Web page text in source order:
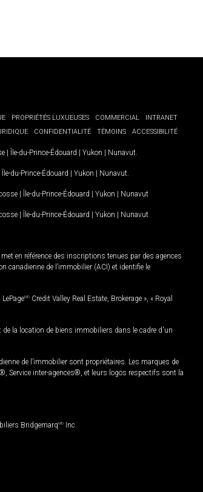
PROPRIÉTÉS LUXUEUSES COMMERCIAL
INTRANET
CONFIDENTIALITÉ TÉMOINS ACCESSIBILITÉ
| Île-du-Prince-Édouard | Yukon | Nunavut
Île-du-Prince-Édouard | Yukon | Nunavut
| Île-du-Prince-Édouard | Yukon | Nunavut
| Île-du-Prince-Édouard | Yukon | Nunavut
en référence des inscriptions tenues par des agences
de l’immobilier (ACI) et identifie le
LePageMD Credit Valley Real Estate, Brokerage », « Royal
la location de biens immobiliers dans le cadre d'un
de l’immobilier sont propriétaires. Les marques de
Service inter-agences®, et leurs logos respectifs sont la
BridgemarqMD Inc.